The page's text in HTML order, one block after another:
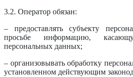
3.2. Оператор обязан:
– предоставлять субъекту
просьбе информацию,
персональных данных;
– организовывать обработку
установленном действующим